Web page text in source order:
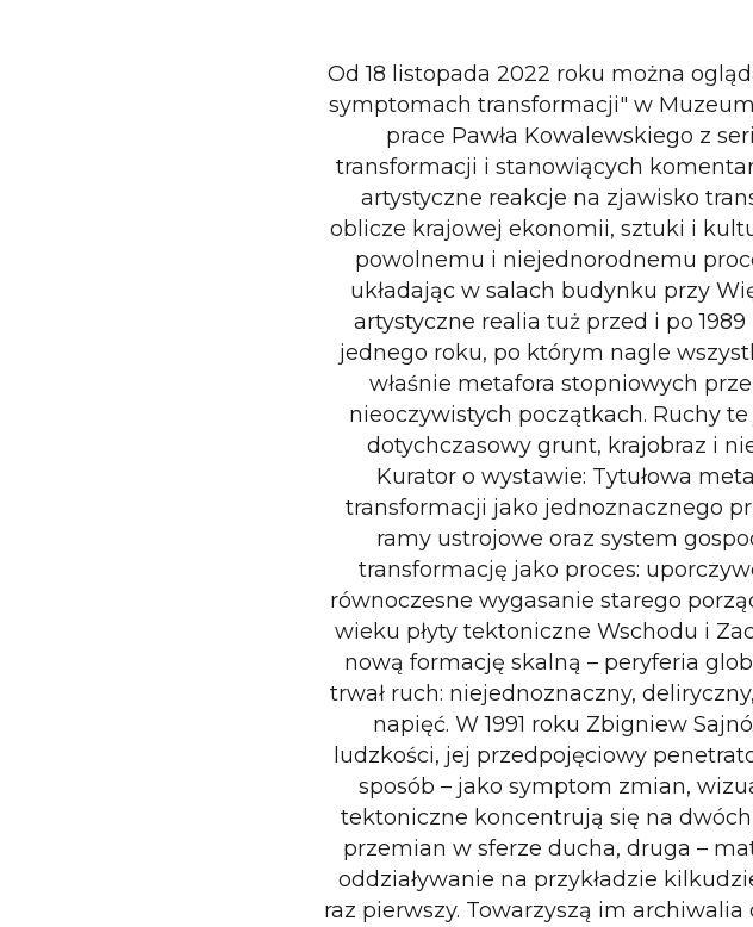
Od 18 listopada 2022 roku można
symptomach transformacji" w
prace Pawła Kowalewskiego z
transformacji i stanowiących
artystyczne reakcje na zjawisko
oblicze krajowej ekonomii, sztuki i
powolnemu i niejednorodnemu
układając w salach budynku przy
artystyczne realia tuż przed i po
jednego roku, po którym nagle
właśnie metafora stopniowych
nieoczywistych początkach. Ruchy
dotychczasowy grunt, krajobraz i
Kurator o wystawie: Tytułowa
transformacji jako jednoznacznego
ramy ustrojowe oraz system
transformację jako proces:
równoczesne wygasanie starego
wieku płyty tektoniczne Wschodu i
nową formację skalną – peryferia
trwał ruch: niejednoznaczny,
napięć. W 1991 roku Zbigniew
ludzkości, jej przedpojęciowy
sposób – jako symptom zmian,
tektoniczne koncentrują się na
przemian w sferze ducha, druga –
oddziaływanie na przykładzie
raz pierwszy. Towarzyszą im archiwalia